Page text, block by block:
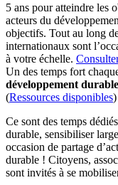
5 ans pour atteindre les
acteurs du
objectifs. Tout au long
internationaux sont
à votre échelle.
Un des temps fort
développement
(Ressources disponibles)
Ce sont des temps
durable, sensibiliser
occasion de partage
durable ! Citoyens,
sont invités à se